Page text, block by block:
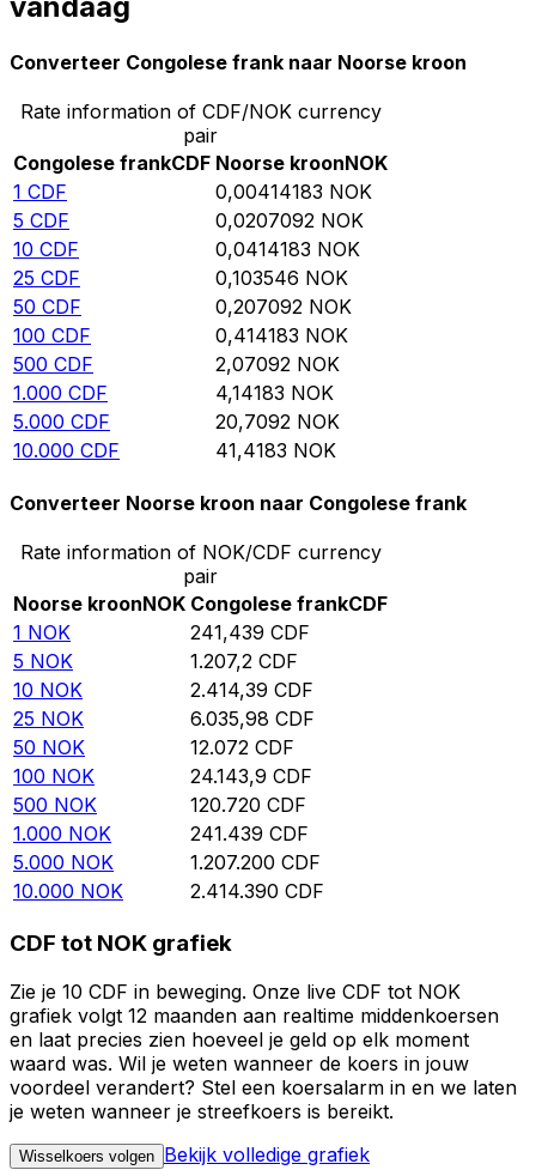
Converteer Congolese frank naar Noorse kroon
Rate information of CDF/NOK currency
pair
Congolese frankCDF Noorse kroonNOK
1 CDF 0,00414183 NOK
5 CDF 0,0207092 NOK
10 CDF 0,0414183 NOK
25 CDF 0,103546 NOK
50 CDF 0,207092 NOK
100 CDF 0,414183 NOK
500 CDF 2,07092 NOK
1.000 CDF 4,14183 NOK
5.000 CDF 20,7092 NOK
10.000 CDF 41,4183 NOK
Converteer Noorse kroon naar Congolese frank
Rate information of NOK/CDF currency
pair
Noorse kroonNOK Congolese frankCDF
1 NOK 241,439 CDF
5 NOK 1.207,2 CDF
10 NOK 2.414,39 CDF
25 NOK 6.035,98 CDF
50 NOK 12.072 CDF
100 NOK 24.143,9 CDF
500 NOK 120.720 CDF
1.000 NOK 241.439 CDF
5.000 NOK 1.207.200 CDF
10.000 NOK 2.414.390 CDF
CDF tot NOK grafiek
Zie je 10 CDF in beweging. Onze live CDF tot NOK
grafiek volgt 12 maanden aan realtime middenkoersen
en laat precies zien hoeveel je geld op elk moment
waard was. Wil je weten wanneer de koers in jouw
voordeel verandert? Stel een koersalarm in en we laten
je weten wanneer je streefkoers is bereikt.
Wisselkoers volgen Bekijk volledige grafiek